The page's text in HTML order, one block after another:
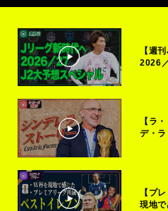
【週
2026
【ラ
デ・
【プ
現地